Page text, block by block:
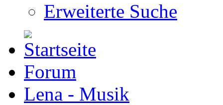
Erweiterte Suche
Forum
Lena - Musik